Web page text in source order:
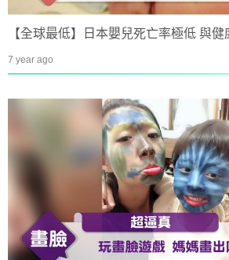
【全球最低】日本嬰兒死亡率極低 與健
7 year ago